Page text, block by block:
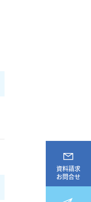
資料請求
お問合せ